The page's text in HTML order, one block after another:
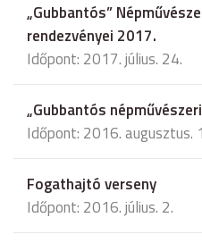
„Gubbantós”
rendezvényei 2017.
Időpont: 2017. július. 24.
„Gubbantós
Időpont: 2016. augusztus.
Fogathajtó verseny
Időpont: 2016. július. 2.